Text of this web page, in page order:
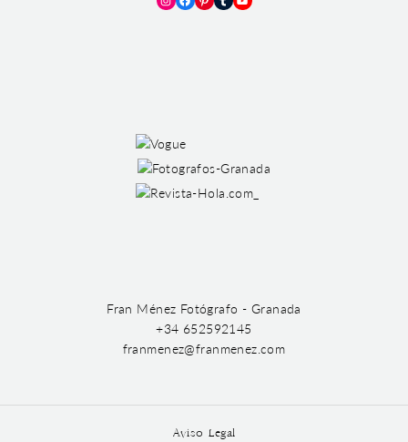
Instagram
Facebook
Pinterest
TumblrYouTube
Fran Ménez Fotógrafo - Granada
+34 652592145
franmenez@franmenez.com
Aviso Legal